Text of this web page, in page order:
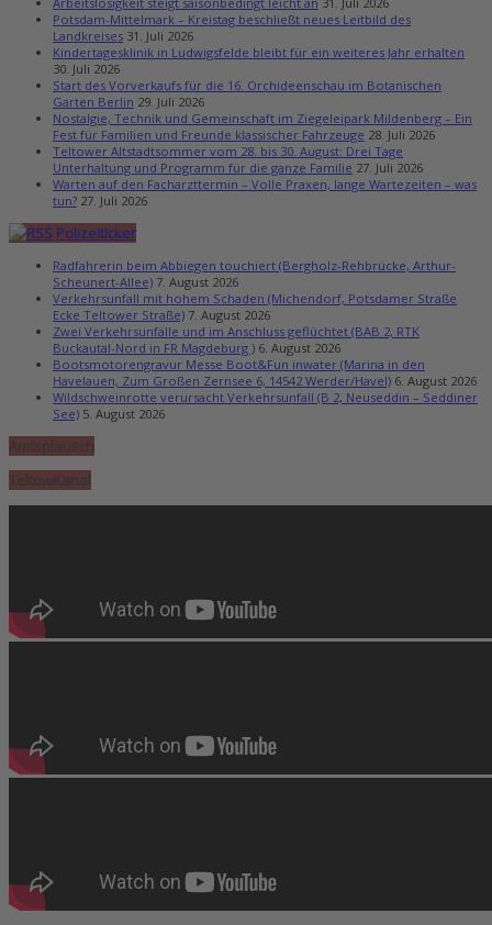
Potsdam-Mittelmark – Kreistag beschließt neues Leitbild des
Landkreises 31. Juli 2026
Kindertagesklinik in Ludwigsfelde bleibt für ein weiteres Jahr erhalten
30. Juli 2026
Start des Vorverkaufs für die 16. Orchideenschau im Botanischen
Garten Berlin 29. Juli 2026
Nostalgie, Technik und Gemeinschaft im Ziegeleipark Mildenberg – Ein
Fest für Familien und Freunde klassischer Fahrzeuge 28. Juli 2026
Teltower Altstadtsommer vom 28. bis 30. August: Drei Tage
Unterhaltung und Programm für die ganze Familie 27. Juli 2026
Warten auf den Facharzttermin – Volle Praxen, lange Wartezeiten – was
tun? 27. Juli 2026
Polizeiticker
Radfahrerin beim Abbiegen touchiert (Bergholz-Rehbrücke, Arthur-
Scheunert-Allee) 7. August 2026
Verkehrsunfall mit hohem Schaden (Michendorf, Potsdamer Straße
Ecke Teltower Straße) 7. August 2026
Zwei Verkehrsunfälle und im Anschluss geflüchtet (BAB 2, RTK
Buckautal-Nord in FR Magdeburg ) 6. August 2026
Bootsmotorengravur Messe Boot&Fun inwater (Marina in den
Havelauen, Zum Großen Zernsee 6, 14542 Werder/Havel) 6. August 2026
Wildschweinrotte verursacht Verkehrsunfall (B 2, Neuseddin – Seddiner
See) 5. August 2026
Amtsplausch
TeltowKanal